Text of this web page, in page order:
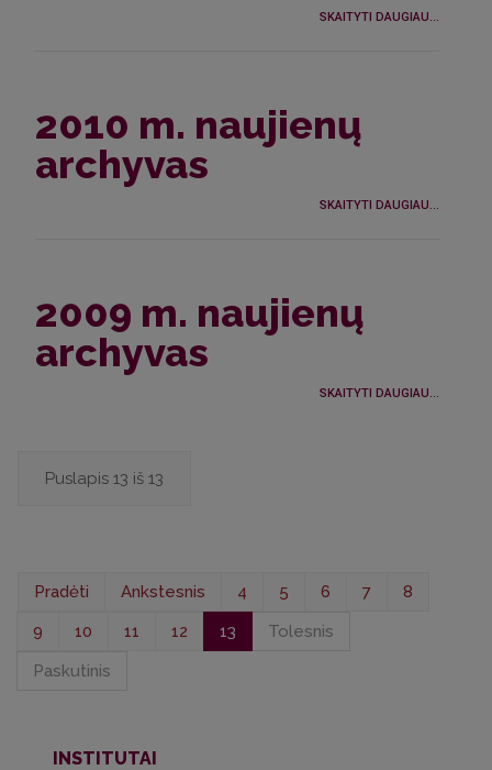
SKAITYTI DAUGIAU...
2010 m. naujienų
archyvas
SKAITYTI DAUGIAU...
2009 m. naujienų
archyvas
SKAITYTI DAUGIAU...
Puslapis 13 iš 13
Pradėti Ankstesnis 4 5 6 7
8
9
10 11 12 13
Tolesnis
Paskutinis
INSTITUTAI